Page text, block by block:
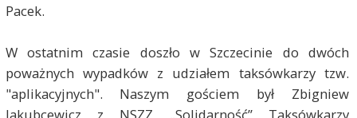
Pacek.
W ostatnim czasie doszło w Szczecinie do dwóch
poważnych wypadków z udziałem taksówkarzy tzw.
"aplikacyjnych". Naszym gościem był Zbigniew
Jakubcewicz z NSZZ „Solidarność” Taksówkarzy